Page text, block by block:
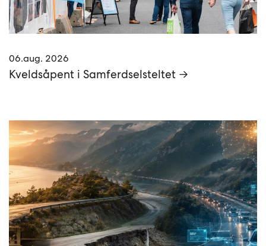
06.aug. 2026
Kveldsåpent i Samferdselsteltet →